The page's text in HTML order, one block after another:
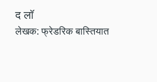
द लॉ
लेखक: फ्रेडरिक बास्तियात